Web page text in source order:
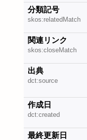
分類記号
skos:relatedMatch
関連リンク
skos:closeMatch
出典
dct:source
作成日
dct:created
最終更新日